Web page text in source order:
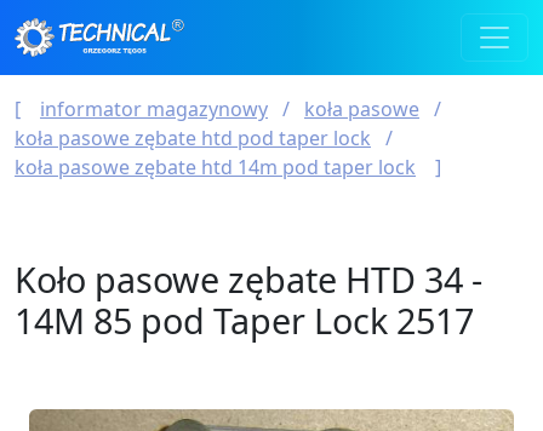
informator magazynowy
koła pasowe
koła pasowe zębate htd pod taper lock
koła pasowe zębate htd 14m pod taper lock
Koło pasowe zębate HTD 34 -
14M 85 pod Taper Lock 2517